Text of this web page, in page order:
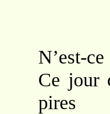
N’est-
Ce jour
pires